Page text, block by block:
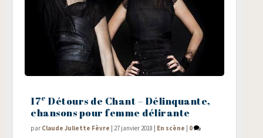
17e Détours de Chant – Délinquante,
chansons pour femme délirante
par Claude Juliette Fèvre |27 janvier 2018 En scène 0